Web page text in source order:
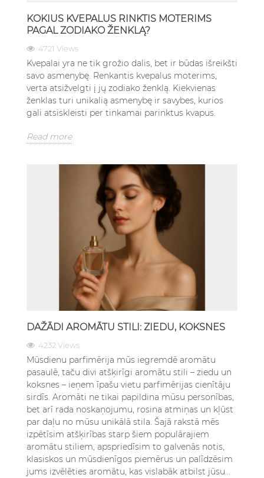
KOKIUS KVEPALUS RINKTIS MOTERIMS
PAGAL ZODIAKO ŽENKLĄ?
4721 Views
Kvepalai yra ne tik grožio dalis, bet ir būdas išreikšti
savo asmenybę. Renkantis kvepalus moterims,
verta atsižvelgti į jų zodiako ženklą. Kiekvienas
ženklas turi unikalią asmenybę ir savybes, kurios
gali atsiskleisti per tinkamai parinktus kvapus.
Read more
DAŽĀDI AROMĀTU STILI: ZIEDU, KOKSNES
4232 Views
Mūsdienu parfimērija mūs iegremdē aromātu
pasaulē, taču divi atšķirīgi aromātu stili – ziedu un
koksnes – ieņem īpašu vietu parfimērijas cienītāju
sirdīs. Aromāti ne tikai papildina mūsu personības,
bet arī rada noskaņojumu, rosina atmiņas un kļūst
par daļu no mūsu unikālā stila. Šajā rakstā mēs
izpētīsim atšķirības starp šiem populārajiem
aromātu stiliem, apspriedīsim to galvenās notis,
klasiskos un mūsdienīgos piemērus un palīdzēsim
jums izvēlēties aromātu, kas vislabāk atbilst jūsu...